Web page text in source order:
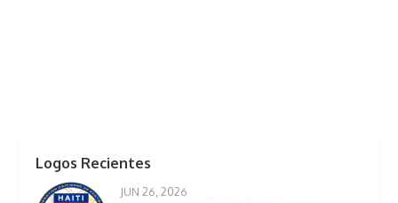
Logos Recientes
JUN 26, 2026